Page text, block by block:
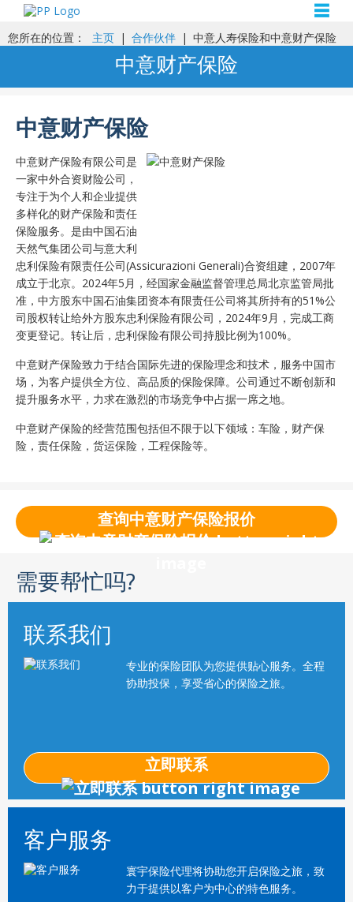
☰
您所在的位置： 主页 | 合作伙伴 | 中意人寿保险和中意财产保险
中意财产保险
中意财产保险
中意财产保险有限公司是
一家中外合资财险公司，
专注于为个人和企业提供
多样化的财产保险和责任
保险服务。是由中国石油
天然气集团公司与意大利
忠利保险有限责任公司(Assicurazioni Generali)合资组建，2007年
成立于北京。2024年5月，经国家金融监督管理总局北京监管局批
准，中方股东中国石油集团资本有限责任公司将其所持有的51%公
司股权转让给外方股东忠利保险有限公司，2024年9月，完成工商
变更登记。转让后，忠利保险有限公司持股比例为100%。
中意财产保险致力于结合国际先进的保险理念和技术，服务中国市
场，为客户提供全方位、高品质的保险保障。公司通过不断创新和
提升服务水平，力求在激烈的市场竞争中占据一席之地。
中意财产保险的经营范围包括但不限于以下领域：车险，财产保
险，责任保险，货运保险，工程保险等。
查询中意财产保险报价
需要帮忙吗?
联系我们
专业的保险团队为您提供贴心服务。全程
协助投保，享受省心的保险之旅。
立即联系
客户服务
寰宇保险代理将协助您开启保险之旅，致
力于提供以客户为中心的特色服务。